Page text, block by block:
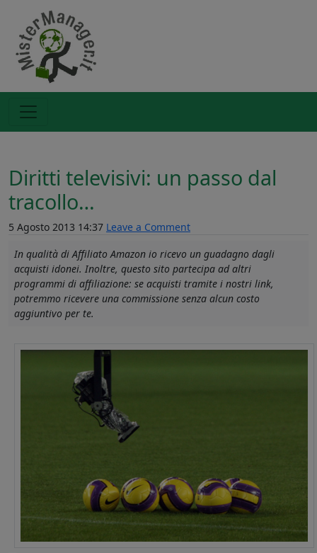
Diritti televisivi: un passo dal
tracollo…
5 Agosto 2013 14:37 Leave a Comment
In qualità di Affiliato Amazon io ricevo un guadagno dagli
acquisti idonei. Inoltre, questo sito partecipa ad altri
programmi di affiliazione: se acquisti tramite i nostri link,
potremmo ricevere una commissione senza alcun costo
aggiuntivo per te.